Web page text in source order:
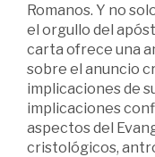
Romanos. Y no
el orgullo del
carta ofrece una
sobre el anuncio
implicaciones de
implicaciones
aspectos del
cristológicos,